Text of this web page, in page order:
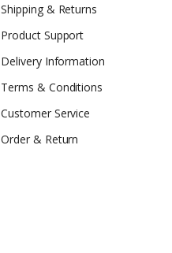
Shipping & Returns
Product Support
Delivery Information
Terms & Conditions
Customer Service
Order & Return